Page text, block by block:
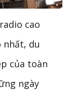
cao
du
của toàn
ngày